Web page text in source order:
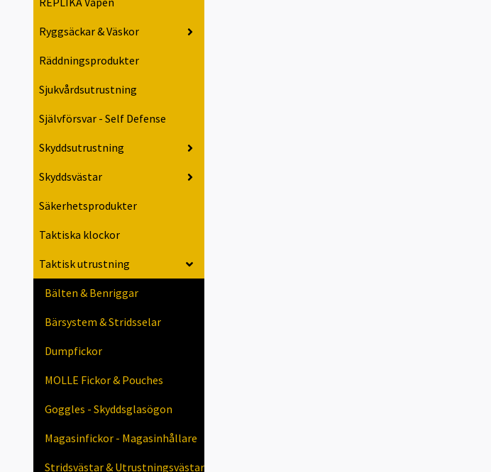
Ryggsäckar & Väskor
Räddningsprodukter
Sjukvårdsutrustning
Självförsvar - Self Defense
Skyddsutrustning
Skyddsvästar
Säkerhetsprodukter
Taktiska klockor
Taktisk utrustning
Bälten & Benriggar
Bärsystem & Stridsselar
Dumpfickor
MOLLE Fickor & Pouches
Goggles - Skyddsglasögon
Magasinfickor - Magasinhållare
Stridsvästar & Utrustningsvästar